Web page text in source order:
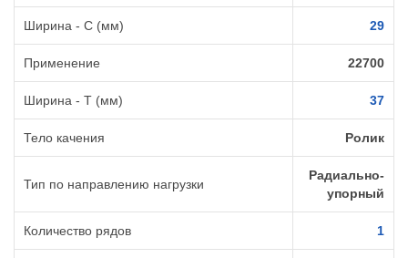
Ширина - C (мм) 29
Применение 22700
Ширина - T (мм) 37
Тело качения Ролик
Тип по направлению нагрузки
Радиально-
упорный
Количество рядов 1